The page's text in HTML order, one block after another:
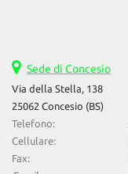
Sede di Concesio
Via della Stella, 138
25062 Concesio (BS)
Telefono:
Cellulare:
Fax: